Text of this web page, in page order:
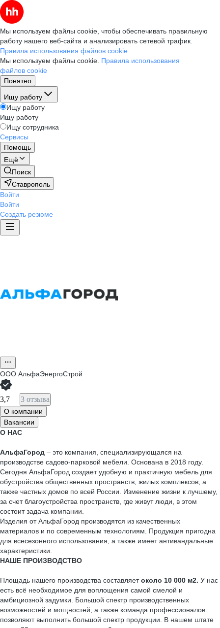
Мы используем файлы cookie, чтобы обеспечивать правильную
работу нашего веб-сайта и анализировать сетевой трафик.
Правила использования файлов cookie
Мы используем файлы cookie. Правила использования
файлов cookie
Понятно
Ищу работу
Ищу работу
Ищу работу
Ищу сотрудника
Сервисы
Помощь
Ещё
Поиск
Ставрополь
Войти
Войти
Создать резюме
ООО АльфаЭнергоСтрой
3,7 3 отзыва
О компании
Вакансии
О НАС
АльфаГород – это компания, специализирующаяся на
производстве садово-парковой мебели. Основана в 2018 году.
Сегодня АльфаГород создает удобную и практичную мебель для
обустройства общественных пространств, жилых комплексов, а
также частных домов по всей России. Изменение жизни к лучшему,
за счет благоустройства пространств, где живут люди, в этом
состоит задача компании.
Изделия от АльфаГород производятся из качественных
материалов и по современным технологиям. Продукция пригодна
для всесезонного использования, а также имеет антивандальные
характеристики.
НАШЕ ПРОИЗВОДСТВО
Площадь нашего производства составляетоколо 10 000 м2. У нас
есть всё необходимое для воплощения самой смелой и
амбициозной задумки. Большой спектр производственных
возможностей и мощностей, а также команда профессионалов
позволяют выполнить большой спектр продукции. В нашем штате